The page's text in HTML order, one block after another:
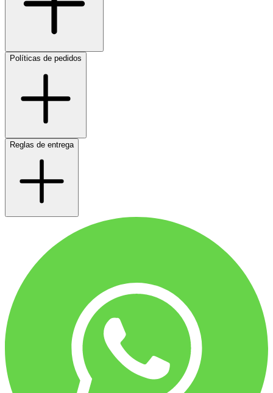
Políticas de pedidos
Reglas de entrega